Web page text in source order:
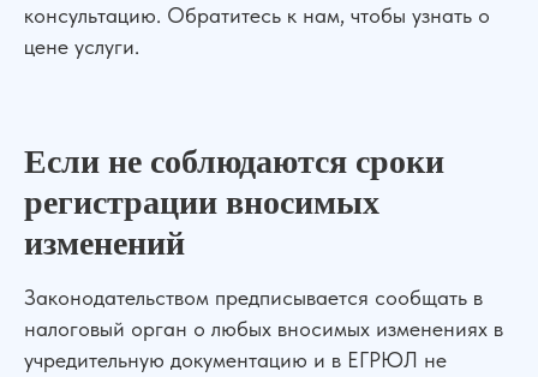
консультацию. Обратитесь к нам, чтобы узнать о
цене услуги.
Если не соблюдаются сроки
регистрации вносимых
изменений
Законодательством предписывается сообщать в
налоговый орган о любых вносимых изменениях в
учредительную документацию и в ЕГРЮЛ не